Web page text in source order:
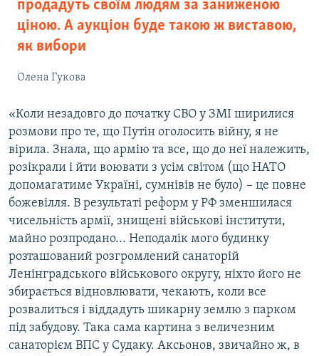
продадуть своїм людям за заниженою
ціною. А аукціон буде такою ж виставою,
як вибори
Олена Гукова
«Коли незадовго до початку СВО у ЗМІ ширилися
розмови про те, що Путін оголосить війну, я не
вірила. Знала, що армію та все, що до неї належить,
розікрали і йти воювати з усім світом (що НАТО
допомагатиме Україні, сумнівів не було) – це повне
божевілля. В результаті реформ у РФ зменшилася
чисельність армії, знищені військові інститути,
майно розпродано... Неподалік мого будинку
розташований розгромлений санаторій
Ленінградського військового округу, ніхто його не
збирається відновлювати, чекають, коли все
розвалиться і віддадуть шикарну землю з парком
під забудову. Така сама картина з величезним
санаторієм ВПС у Судаку. Аксьонов, звичайно ж, в